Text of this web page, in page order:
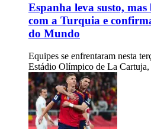
Espanha leva susto, mas
com a Turquia e
do Mundo
Equipes se enfrentaram nesta
Estádio Olímpico de La Cartuja,